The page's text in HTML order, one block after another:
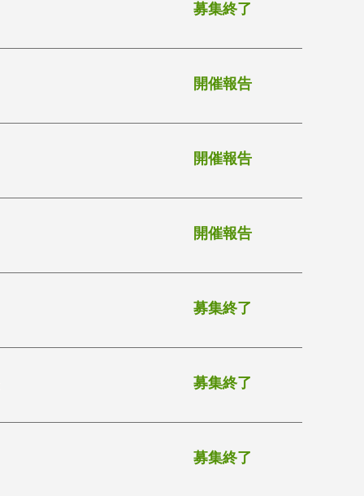
募集終了
開催報告
開催報告
開催報告
募集終了
募集終了
募集終了